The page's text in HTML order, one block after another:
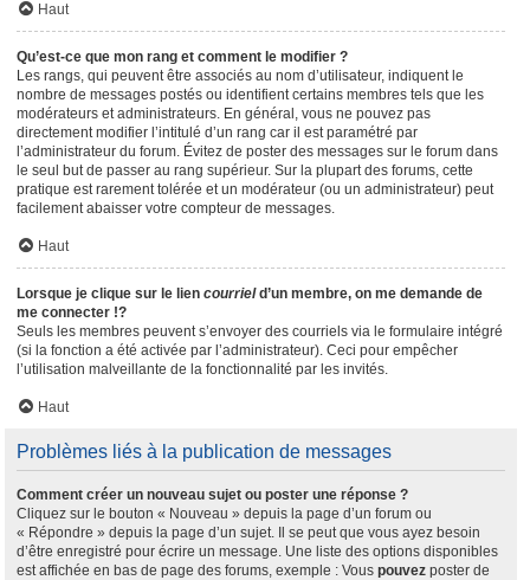
Haut
Qu’est-ce que mon rang et comment le modifier ?
Les rangs, qui peuvent être associés au nom d’utilisateur, indiquent le
nombre de messages postés ou identifient certains membres tels que les
modérateurs et administrateurs. En général, vous ne pouvez pas
directement modifier l’intitulé d’un rang car il est paramétré par
l’administrateur du forum. Évitez de poster des messages sur le forum dans
le seul but de passer au rang supérieur. Sur la plupart des forums, cette
pratique est rarement tolérée et un modérateur (ou un administrateur) peut
facilement abaisser votre compteur de messages.
Haut
Lorsque je clique sur le lien courrield’un membre, on me demande de
me connecter !?
Seuls les membres peuvent s’envoyer des courriels via le formulaire intégré
(si la fonction a été activée par l’administrateur). Ceci pour empêcher
l’utilisation malveillante de la fonctionnalité par les invités.
Haut
Problèmes liés à la publication de messages
Comment créer un nouveau sujet ou poster une réponse ?
Cliquez sur le bouton « Nouveau » depuis la page d’un forum ou
« Répondre » depuis la page d’un sujet. Il se peut que vous ayez besoin
d’être enregistré pour écrire un message. Une liste des options disponibles
est affichée en bas de page des forums, exemple : Vous pouvez poster de